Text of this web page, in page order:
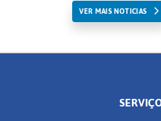
VER MAIS NOTICIAS